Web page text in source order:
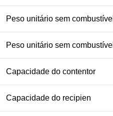
Peso unitário sem combustível
Peso unitário sem combustível
Capacidade do contentor
Capacidade do recipien